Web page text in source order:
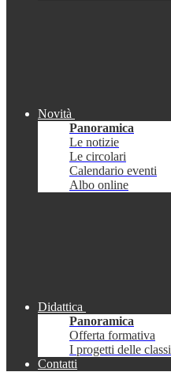
Novità
Panoramica
Le notizie
Le circolari
Calendario eventi
Albo online
Didattica
Panoramica
Offerta formativa
I progetti delle classi
Contatti